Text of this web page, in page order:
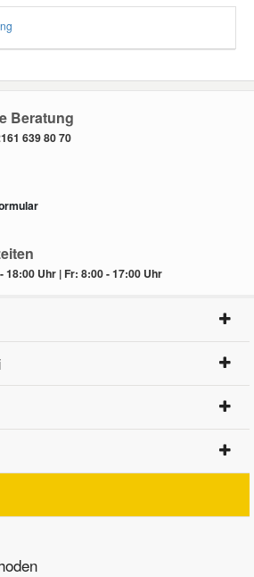
Beratung
639 80 70
18:00 Uhr | Fr: 8:00 - 17:00 Uhr